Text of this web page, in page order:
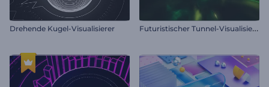
Drehende Kugel-Visualisierer F
uturistischer Tunnel-Visualisierer